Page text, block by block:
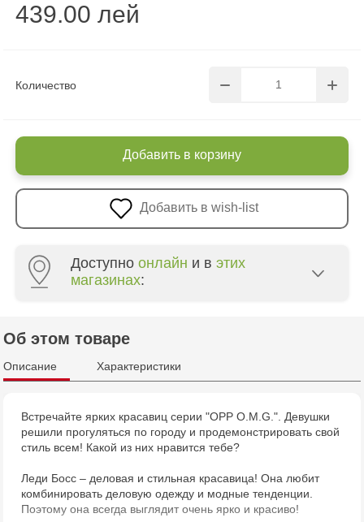
Количество
439.00 лей
Добавить в корзину
Добавить в wish-list
Доступно онлайн и в этих
магазинах:
Об этом товаре
Описание Характеристики
Встречайте ярких красавиц серии "OPP O.M.G.". Девушки
решили прогуляться по городу и продемонстрировать свой
стиль всем! Какой из них нравится тебе?
Леди Босс – деловая и стильная красавица! Она любит
комбинировать деловую одежду и модные тенденции.
Поэтому она всегда выглядит очень ярко и красиво!